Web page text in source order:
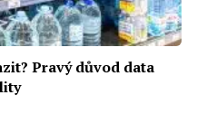
Pravý důvod data